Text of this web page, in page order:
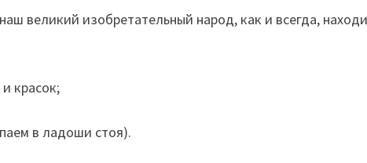
великий изобретательный народ, как и всегда,
красок;
в ладоши стоя).